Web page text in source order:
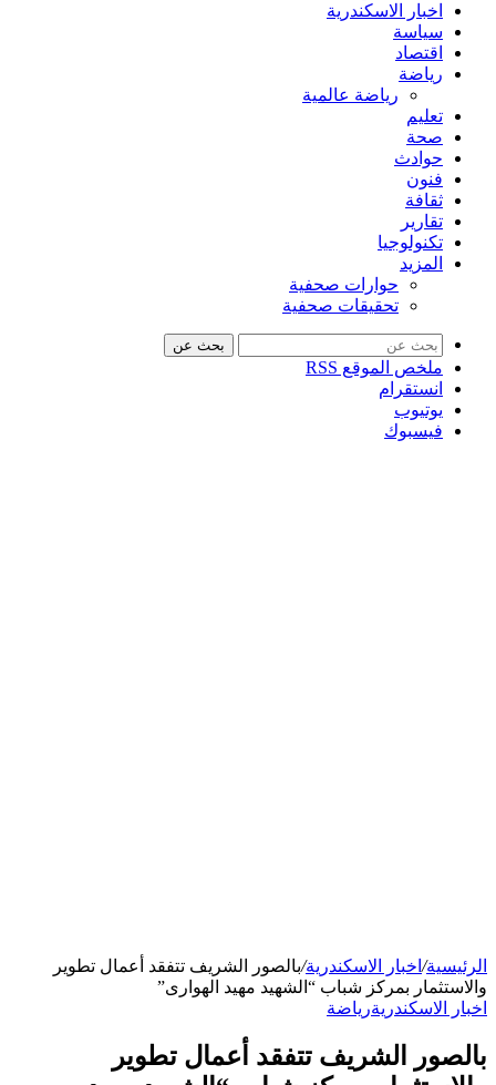
اخبار الاسكندرية
سياسة
اقتصاد
رياضة
رياضة عالمية
تعليم
صحة
حوادث
فنون
ثقافة
تقارير
تكنولوجيا
المزيد
حوارات صحفية
تحقيقات صحفية
بحث عن
ملخص الموقع RSS
انستقرام
يوتيوب
فيسبوك
الرئيسية/ اخبار الاسكندرية/بالصور الشريف تتفقد أعمال تطوير
والاستثمار بمركز شباب “الشهيد مهيد الهوارى”
اخبار الاسكندريةرياضة
بالصور الشريف تتفقد أعمال تطوير